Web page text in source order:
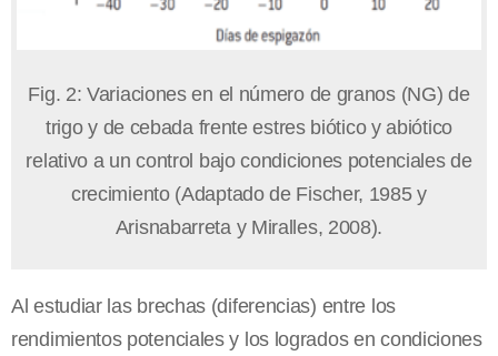
Fig. 2: Variaciones en el número de granos (NG) de
trigo y de cebada frente estres biótico y abiótico
relativo a un control bajo condiciones potenciales de
crecimiento (Adaptado de Fischer, 1985 y
Arisnabarreta y Miralles, 2008).
Al estudiar las brechas (diferencias) entre los
rendimientos potenciales y los logrados en condiciones